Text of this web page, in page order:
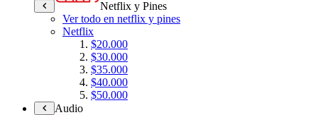
Netflix y Pines
Ver todo en netflix y pines
Netflix
$20.000
$30.000
$35.000
$40.000
$50.000
Audio